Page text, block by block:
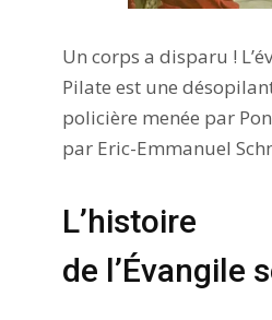
Un corps a disparu !
Pilate est une
policière menée par
par Eric-Emmanuel
L’histoire
de l’Évangile